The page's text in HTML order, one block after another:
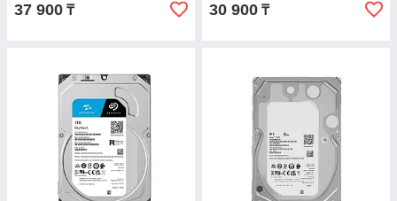
37 900 ₸ 30 900 ₸